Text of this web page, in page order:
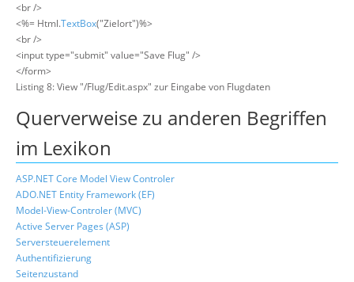
<br />
<%= Html.TextBox("Zielort")%>
<br />
<input type="submit" value="Save Flug" />
</form>
Listing 8: View "/Flug/Edit.aspx" zur Eingabe von Flugdaten
Querverweise zu anderen Begriffen
im Lexikon
ASP.NET Core Model View Controler
ADO.NET Entity Framework (EF)
Model-View-Controler (MVC)
Active Server Pages (ASP)
Serversteuerelement
Authentifizierung
Seitenzustand